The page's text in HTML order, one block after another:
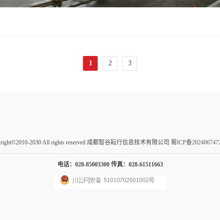
1 2 3
2030 All rights reserved 成都智谷耘行信息技术有限公司 蜀ICP备
电话：028-85003300 传真：028-61511663